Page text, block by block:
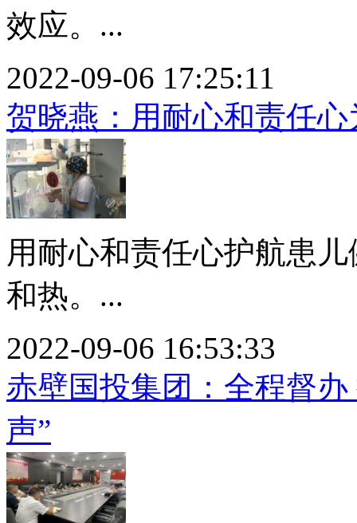
效应。...
2022-09-06 17:25:11
贺晓燕：用耐心和责任
用耐心和责任心护航患
和热。...
2022-09-06 16:53:33
赤壁国投集团：全程督
声”